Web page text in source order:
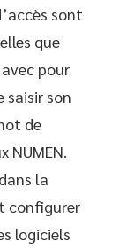
sont
que
avec pour
saisir son
de
NUMEN.
la
configurer
logiciels